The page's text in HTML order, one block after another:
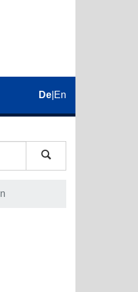
De En